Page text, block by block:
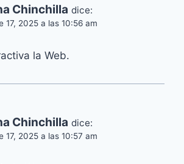
Chinchilla dice:
17, 2025 a las 10:56 am
la Web.
Chinchilla dice:
17, 2025 a las 10:57 am